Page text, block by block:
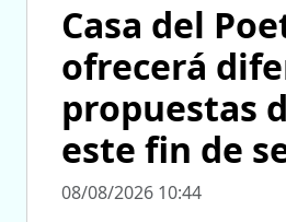
Casa del
ofrecerá
propuestas
este fin de
08/08/2026 10:44